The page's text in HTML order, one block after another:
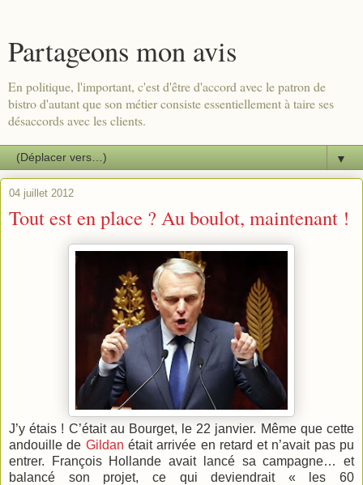
Partageons mon avis
En politique, l'important, c'est d'être d'accord avec le patron de
bistro d'autant que son métier consiste essentiellement à taire ses
désaccords avec les clients.
▼
04 juillet 2012
Tout est en place ? Au boulot, maintenant !
J’y étais ! C’était au Bourget, le 22 janvier. Même que cette
andouille de Gildan était arrivée en retard et n’avait pas pu
entrer. François Hollande avait lancé sa campagne… et
balancé son projet, ce qui deviendrait « les 60